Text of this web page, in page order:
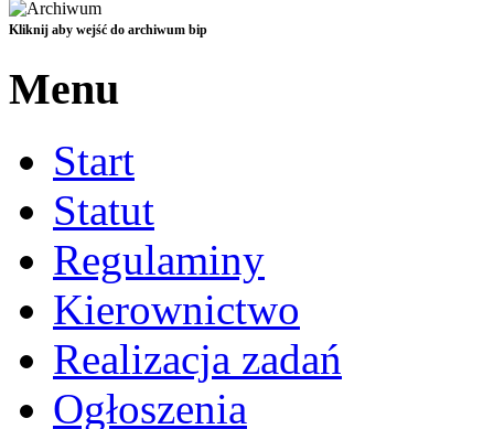
Kliknij aby wejść do archiwum bip
Menu
Start
Statut
Regulaminy
Kierownictwo
Realizacja zadań
Ogłoszenia